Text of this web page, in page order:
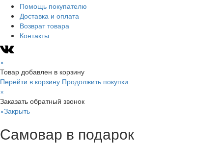
Помощь покупателю
Доставка и оплата
Возврат товара
Контакты
×
Товар добавлен в корзину
Перейти в корзину Продолжить покупки
×
Заказать обратный звонок
×Закрыть
Самовар в подарок